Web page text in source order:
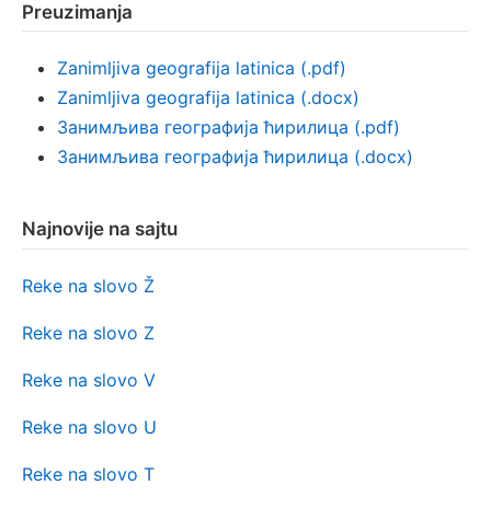
Preuzimanja
Zanimljiva geografija latinica (.pdf)
Zanimljiva geografija latinica (.docx)
Занимљива географија ћирилица (.pdf)
Занимљива географија ћирилица (.docx)
Najnovije na sajtu
Reke na slovo Ž
Reke na slovo Z
Reke na slovo V
Reke na slovo U
Reke na slovo T